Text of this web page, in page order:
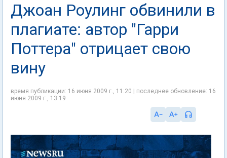
Джоан Роулинг обвинили в
плагиате: автор "Гарри
Поттера" отрицает свою
вину
время публикации: 16 июня 2009 г., 11:20 | последнее обновление: 16
июня 2009 г., 13:19